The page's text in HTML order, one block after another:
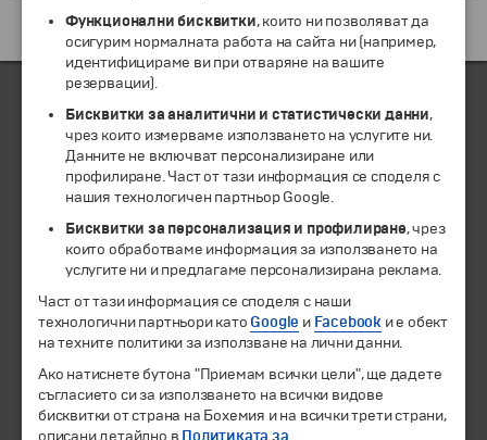
Екскурзии и почивки до Виетнам »
ЧЛЕН НА
© 1994-2026 Бохемия ООД.Всички права запазени.
Екскурзии и почивки
Функционални бисквитки, които ни позволяват да
осигурим нормалната работа на сайта ни (например,
идентифицираме ви при отваряне на вашите
резервации).
Бисквитки за аналитични и статистически данни,
чрез които измерваме използването на услугите ни.
Данните не включват персонализиране или
профилиране. Част от тази информация се споделя с
нашия технологичен партньор Google.
Бисквитки за персонализация и профилиране, чрез
които обработваме информация за използването на
услугите ни и предлагаме персонализирана реклама.
Част от тази информация се споделя с наши
технологични партньори като Google и Facebook и е обект
на техните политики за използване на лични данни.
Ако натиснете бутона "Приемам всички цели", ще дадете
съгласието си за използването на всички видове
бисквитки от страна на Бохемия и на всички трети страни,
описани детайлно в Политиката за